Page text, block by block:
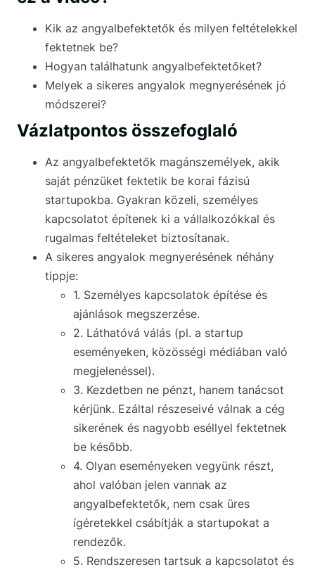
Kik az angyalbefektetők és milyen feltételekkel
fektetnek be?
Hogyan találhatunk angyalbefektetőket?
Melyek a sikeres angyalok megnyerésének jó
módszerei?
Vázlatpontos összefoglaló
Az angyalbefektetők magánszemélyek, akik
saját pénzüket fektetik be korai fázisú
startupokba. Gyakran közeli, személyes
kapcsolatot építenek ki a vállalkozókkal és
rugalmas feltételeket biztosítanak.
A sikeres angyalok megnyerésének néhány
tippje:
1. Személyes kapcsolatok építése és
ajánlások megszerzése.
2. Láthatóvá válás (pl. a startup
eseményeken, közösségi médiában való
megjelenéssel).
3. Kezdetben ne pénzt, hanem tanácsot
kérjünk. Ezáltal részeseivé válnak a cég
sikerének és nagyobb eséllyel fektetnek
be később.
4. Olyan eseményeken vegyünk részt,
ahol valóban jelen vannak az
angyalbefektetők, nem csak üres
ígéretekkel csábítják a startupokat a
rendezők.
5. Rendszeresen tartsuk a kapcsolatot és